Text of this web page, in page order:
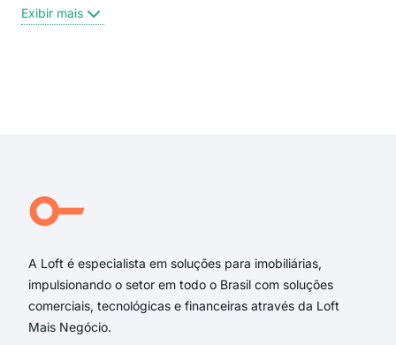
Exibir mais
A Loft é especialista em soluções para imobiliárias,
impulsionando o setor em todo o Brasil com soluções
comerciais, tecnológicas e financeiras através da Loft
Mais Negócio.